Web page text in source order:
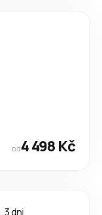
od4 498 Kč
3 dni